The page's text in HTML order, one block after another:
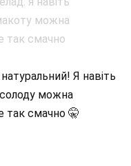
Я навіть
можна
так смачно 🤫⠀